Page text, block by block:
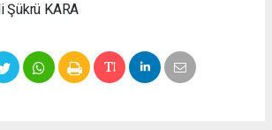
Şükrü KARA